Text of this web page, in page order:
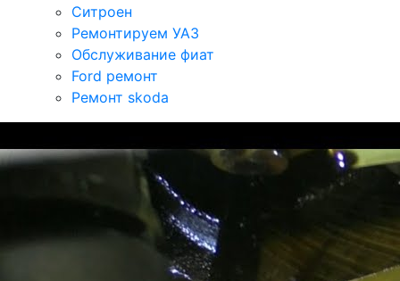
Ситроен
Ремонтируем УАЗ
Обслуживание фиат
Ford ремонт
Ремонт skoda